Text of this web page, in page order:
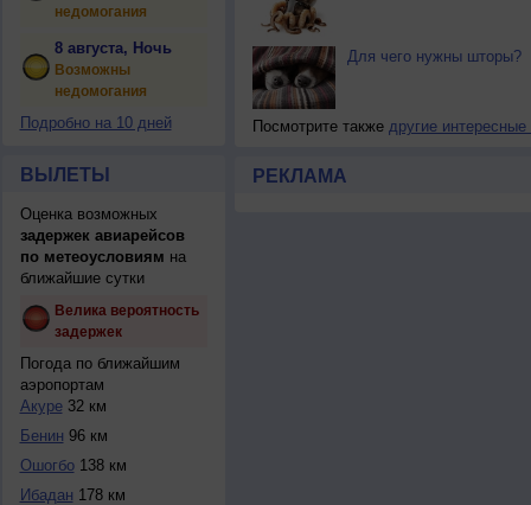
недомогания
8 августа, Ночь
Возможны
недомогания
Подробно на 10 дней
ВЫЛЕТЫ
Оценка возможных
задержек авиарейсов
по метеоусловиям на
ближайшие сутки
Велика вероятность
задержек
Погода по ближайшим
аэропортам
Акуре32 км
Бенин 96 км
Ошогбо138 км
Ибадан 178 км
Для чего нужны шторы?
Посмотрите также другие интересные
РЕКЛАМА